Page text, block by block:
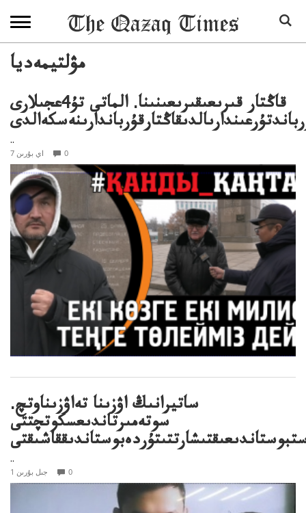
مۋلتيمەديا
قاڭتار قىرىعىقىرىعىنىنا. الماتى تۇ4عجىلارى
..
7 اي بۇرىن 0
ساتيرانىڭ اۋزىنا تەاۋزىناوتچ.
سوتەمىرتاندىعسكوتچتتى
..
1 جىل بۇرىن 0